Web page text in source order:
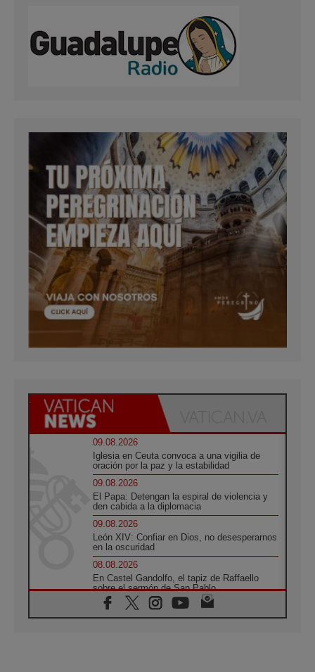
09.08.2026
Iglesia en Ceuta convoca a una vigilia de
oración por la paz y la estabilidad
09.08.2026
El Papa: Detengan la espiral de violencia y
den cabida a la diplomacia
09.08.2026
León XIV: Confiar en Dios, no desesperarnos
en la oscuridad
08.08.2026
En Castel Gandolfo, el tapiz de Raffaello
sobre el sermón de San Pablo
08.08.2026
En Colombia, «la paz no se compra con una